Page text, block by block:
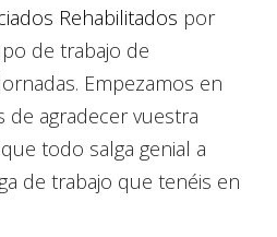
Rehabilitados por
de trabajo de
Empezamos en
de agradecer vuestra
todo salga genial a
de trabajo que tenéis en